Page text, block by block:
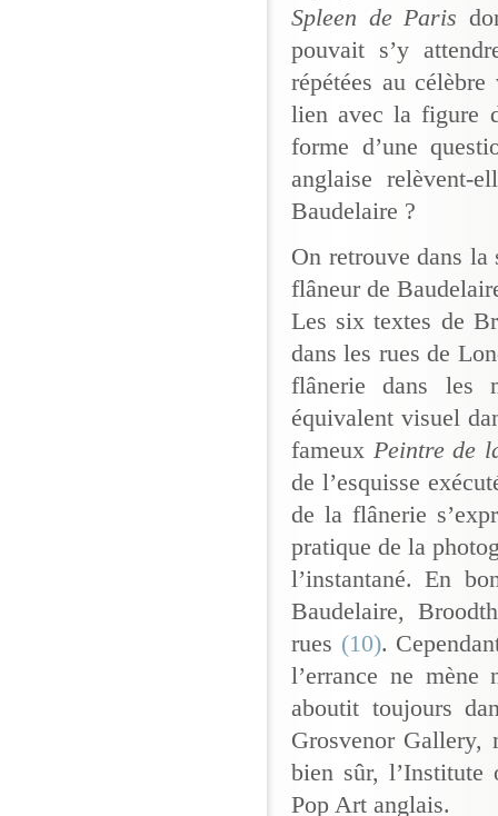
Spleen de Paris
pouvait s’y
répétées au
lien avec la figure
forme d’une
anglaise relèvent-
Baudelaire ?
On retrouve dans
flâneur de
Les six textes de
dans les rues de
flânerie dans les
équivalent visuel
fameux Peintre de
de l’esquisse
de la flânerie
pratique de la
l’instantané. En
Baudelaire,
rues (10).
l’errance ne mène
aboutit toujours
Grosvenor Gallery,
bien sûr, l’Institute
Pop Art anglais.